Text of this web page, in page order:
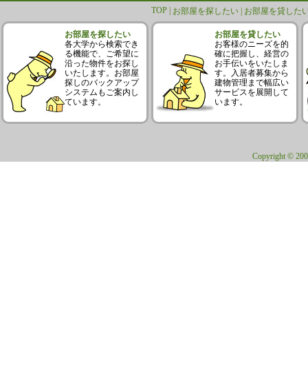
TOP | お部屋を探したい | お部屋を貸した
お部屋を探したい
各大学から検索でき
る機能で、ご希望に
沿った物件をお探し
いたします。お部屋
探しのバックアップ
システムもご案内し
ています。
お部屋を貸したい
お客様のニーズを的
確に把握し、経営の
お手伝いをいたしま
す。入居者募集から
建物管理まで幅広い
サービスを展開して
います。
Copyright ©